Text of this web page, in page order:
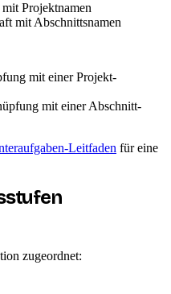
Projektnamen
mit Abschnittsnamen
mit einer Projekt-
mit einer Abschnitt-
Leitfaden für eine
zugeordnet: